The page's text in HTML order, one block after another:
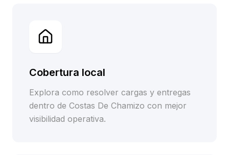
Cobertura local
Explora como resolver cargas y entregas
dentro de Costas De Chamizo con mejor
visibilidad operativa.